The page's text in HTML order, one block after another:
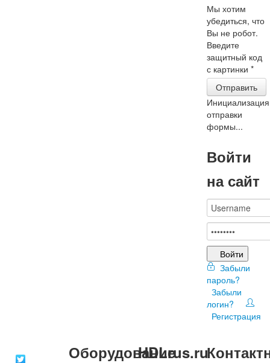
Мы хотим
убедиться, что
Вы не робот.
Введите
защитный код
с картинки*
Отправить
Инициализация
отправки
формы...
Войти
на сайт
Войти
Забыли
пароль?
Забыли
логин?
Регистрация
Оборудование
HDLrus.ru